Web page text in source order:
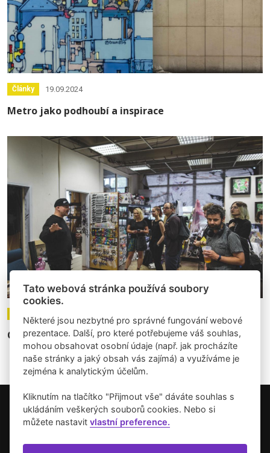
Články 19.09.2024
Metro jako podhoubí a inspirace
Otevřené ateliéry aneb cítit se v umění jako doma
Copyright © 2026 Umění pro město.
Vytvořilo studio Akcelero.cz
Tato webová stránka používá soubory
cookies.
Některé jsou nezbytné pro správné fungování webové
prezentace. Další, pro které potřebujeme váš souhlas,
mohou obsahovat osobní údaje (např. jak procházíte
naše stránky a jaký obsah vás zajímá) a využíváme je
zejména k analytickým účelům.
Kliknutím na tlačítko "Přijmout vše" dáváte souhlas s
ukládáním veškerých souborů cookies. Nebo si
můžete nastavitvlastní preference.